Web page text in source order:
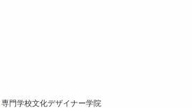
専門学校文化デザイナー学院